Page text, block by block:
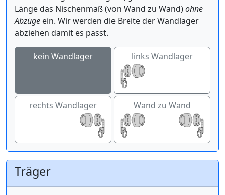
Länge das Nischenmaß (von Wand zu Wand)ohne
Abzüge ein. Wir werden die Breite der Wandlager
abziehen damit es passt.
kein Wandlager links Wandlager
rechts Wandlager Wand zu Wand
Träger